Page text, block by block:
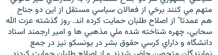
متهم مي کنند برخي از فعالان سياسي مستقل از اين دو جناح
هم عمدتا" از اصلاح طلبان حمايت کرده اند. روز گذشته عزت الله
سحابي، چهره شناخته شده ملي مذهبي ها و امير ارجمند استاد
دانشگاه و داراي کرسي حقوق بشر در يونسکو نيز در جمع